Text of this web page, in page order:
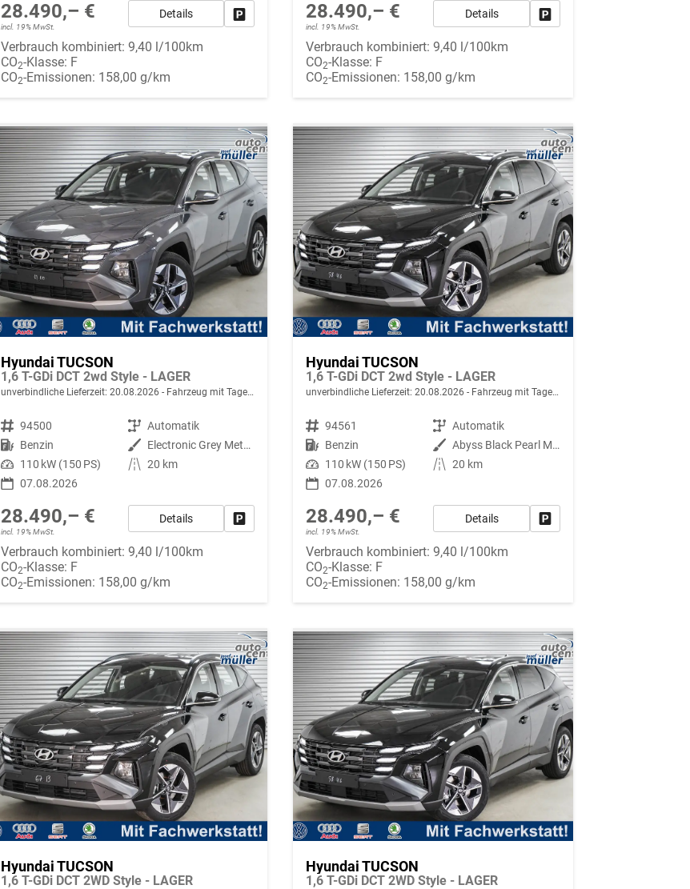
28.490,– €
incl. 19% MwSt.
Details Fahrzeug parken
Verbrauch kombiniert: 9,40 l/100km
CO2-Klasse: F
CO2-Emissionen: 158,00 g/km
28.490,– €
incl. 19% MwSt.
Details
Verbrauch kombiniert:9,40 l/100km
CO2-Klasse: F
CO2-Emissionen: 158,00 g/km
Hyundai TUCSON
1,6 T-GDi DCT 2wd Style - LAGER
unverbindliche Lieferzeit: 20.08.2026 Fahrzeug mit Tageszulassung
Fahrzeugnr. 94500 Getriebe Automatik
Kraftstoff Benzin Außenfarbe
Electronic Grey Metallic ()
Leistung 110 kW (150 PS) Kilometerstand 20 km
07.08.2026
28.490,– €
incl. 19% MwSt.
Details Fahrzeug parken
Verbrauch kombiniert: 9,40 l/100km
CO2-Klasse: F
CO2-Emissionen: 158,00 g/km
Hyundai TUCSON
1,6 T-GDi DCT 2wd Style - LAGER
unverbindliche Lieferzeit:20.08.2026 Fahrzeug mit Tageszulassung
Fahrzeugnr. 94561 Getriebe Automatik
Kraftstoff Benzin Außenfarbe
Abyss Black Pearl Metallic ()
Leistung 110 kW (150 PS) Kilometerstand 20 km
07.08.2026
28.490,– €
incl. 19% MwSt.
Details
Verbrauch kombiniert:9,40 l/100km
CO2-Klasse: F
CO2-Emissionen: 158,00 g/km
Hyundai TUCSON
1,6 T-GDi DCT 2WD Style - LAGER
Hyundai TUCSON
1,6 T-GDi DCT 2WD Style - LAGER